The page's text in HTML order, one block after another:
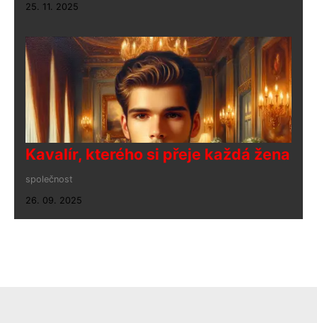
25. 11. 2025
Kavalír, kterého si přeje každá žena
společnost
26. 09. 2025